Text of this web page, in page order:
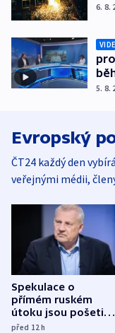
6. 8.
5. 8.
Evropský
ČT24 každý den
veřejnými médii,
Spekulace o
přímém ruském
útoku jsou pošetilé,
míní estonský
před 12h